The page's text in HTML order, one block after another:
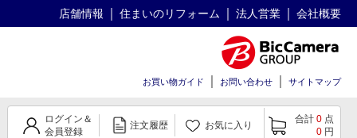
店舗情報 住まいのリフォーム 法人営業 会社概要
お買い物ガイド お問い合わせ サイトマップ
ログイン＆
会員登録
注文履歴 お気に入り
合計 0 点
0 円